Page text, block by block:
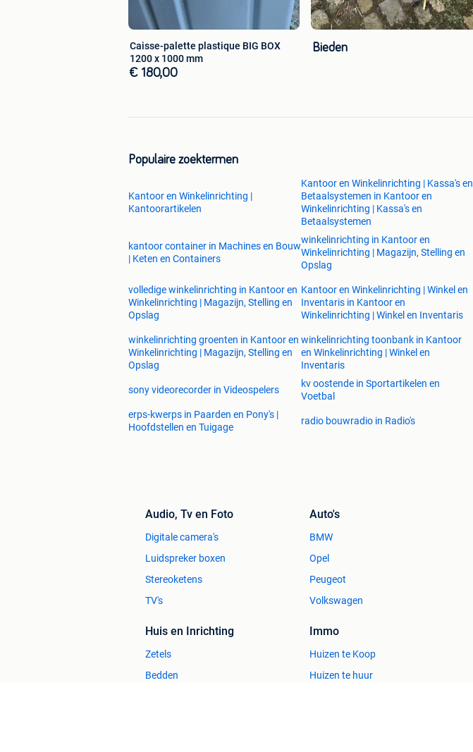
Caisse-palette plastique BIG BOX
1200 x 1000 mm
€ 180,00
Bieden
Populaire zoektermen
Kantoor en Winkelinrichting |
Kantoorartikelen
Kantoor en Winkelinrichting | Kassa's en
Betaalsystemen in Kantoor en
Winkelinrichting | Kassa's en
Betaalsystemen
kantoor container in Machines en Bouw
| Keten en Containers
winkelinrichting in Kantoor en
Winkelinrichting | Magazijn, Stelling en
Opslag
volledige winkelinrichting in Kantoor en
Winkelinrichting | Magazijn, Stelling en
Opslag
Kantoor en Winkelinrichting | Winkel en
Inventaris in Kantoor en
Winkelinrichting | Winkel en Inventaris
winkelinrichting groenten in Kantoor en
Winkelinrichting | Magazijn, Stelling en
Opslag
winkelinrichting toonbank in Kantoor
en Winkelinrichting | Winkel en
Inventaris
sony videorecorder in Videospelers
kv oostende in Sportartikelen en
Voetbal
erps-kwerps in Paarden en Pony's |
Hoofdstellen en Tuigage
radio bouwradio in Radio's
Audio, Tv en Foto
Digitale camera's
Luidspreker boxen
Stereoketens
TV's
Auto's
BMW
Opel
Peugeot
Volkswagen
Huis en Inrichting
Zetels
Bedden
Immo
Huizen te Koop
Huizen te huur